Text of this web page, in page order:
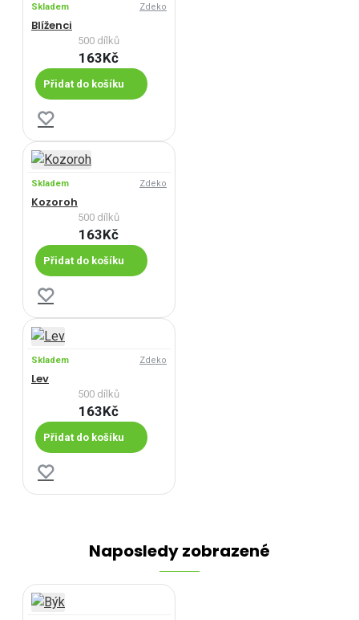
Skladem Zdeko
Blíženci
500 dílků
163Kč
Přidat do košíku
Skladem Zdeko
Kozoroh
500 dílků
163Kč
Přidat do košíku
Skladem Zdeko
Lev
500 dílků
163Kč
Přidat do košíku
Naposledy zobrazené